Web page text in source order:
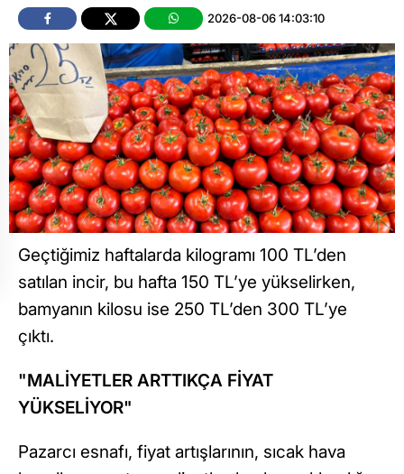
2026-08-06 14:03:10
Geçtiğimiz haftalarda kilogramı 100 TL’den
satılan incir, bu hafta 150 TL’ye yükselirken,
bamyanın kilosu ise 250 TL’den 300 TL’ye
çıktı.
"MALİYETLER ARTTIKÇA FİYAT
YÜKSELİYOR"
Pazarcı esnafı, fiyat artışlarının, sıcak hava